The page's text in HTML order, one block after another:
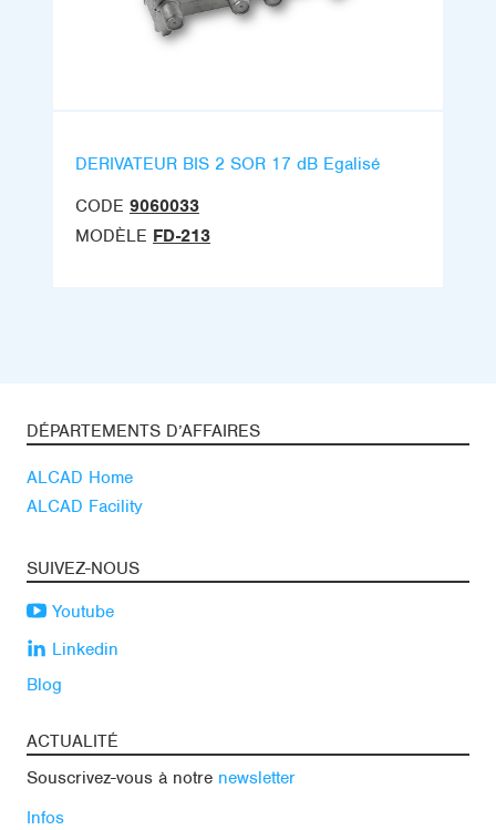
DERIVATEUR BIS 2 SOR 17 dB Egalisé
CODE 9060033
MODÈLE FD-213
DÉPARTEMENTS D’AFFAIRES
ALCAD Home
ALCAD Facility
SUIVEZ-NOUS
Youtube
Linkedin
Blog
ACTUALITÉ
Souscrivez-vous à notre newsletter
Infos